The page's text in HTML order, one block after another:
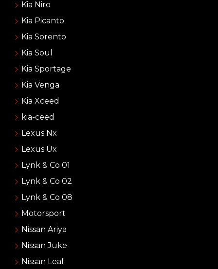
Kia Niro
Kia Picanto
Kia Sorento
Kia Soul
Kia Sportage
Kia Venga
Kia Xceed
kia-ceed
Lexus Nx
Lexus Ux
Lynk & Co 01
Lynk & Co 02
Lynk & Co 08
Motorsport
Nissan Ariya
Nissan Juke
Nissan Leaf